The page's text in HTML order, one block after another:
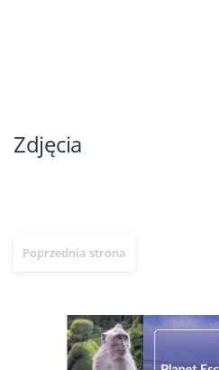
Zdjęcia
Poprzednia strona